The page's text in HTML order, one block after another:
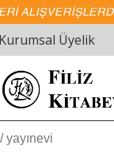
Kurumsal Üyelik